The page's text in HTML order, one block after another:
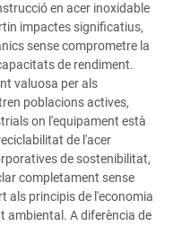
en acer inoxidable
impactes significatius,
sense comprometre la
de rendiment.
valuosa per als
poblacions actives,
on l'equipament està
de l'acer
de sostenibilitat,
completament sense
als principis de l'economia
ambiental. A diferència de